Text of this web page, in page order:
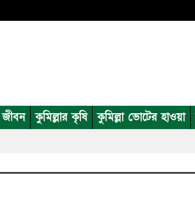
জীবন কুমিল্লার কৃষি কুমিল্লা ভোটের হাওয়া